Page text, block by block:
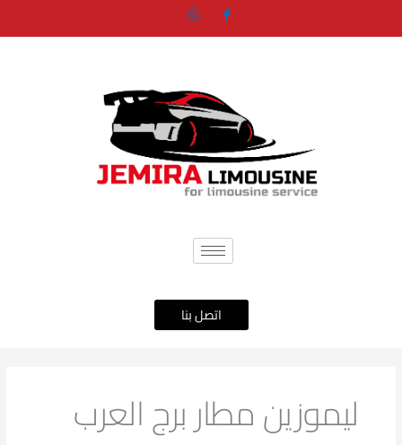
اتصل بنا
ليموزين مطار برج العرب